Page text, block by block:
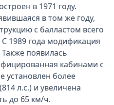
в 1971 году.
в том же году,
с балластом всего
1989 года модификация
появилась
кабинами с
установлен более
л.с.) и увеличена
до 65 км/ч.